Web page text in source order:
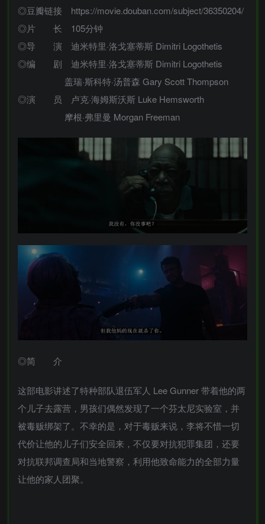
◎豆瓣链接 https://movie.douban.com/subject/36350204/
◎片 长 105分钟
◎导 演 迪米特里·洛戈塞蒂斯 Dimitri Logothetis
◎编 剧 迪米特里·洛戈塞蒂斯 Dimitri Logothetis
盖瑞·斯科特·汤普森 Gary Scott Thompson
◎演 员 卢克·海姆斯沃斯 Luke Hemsworth
摩根·弗里曼 Morgan Freeman
◎简 介
这部电影讲述了特种部队退伍军人 Lee Gunner 带着他的两
个儿子去露营，男孩们偶然发现了一个芬太尼实验室，并
被毒贩绑架了。不幸的是，对于毒贩来说，李将不惜一切
代价让他的儿子们安全回来，不仅要对抗犯罪集团，还要
对抗联邦调查局和当地警察，利用他致命能力的全部力量
让他的家人团聚。